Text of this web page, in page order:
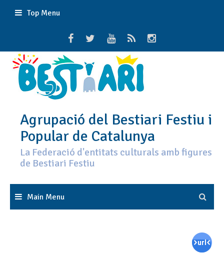
Top Menu
Agrupació del Bestiari Festiu i
Popular de Catalunya
La Federació d'entitats culturals amb figures
de Bestiari Festiu
Main Menu